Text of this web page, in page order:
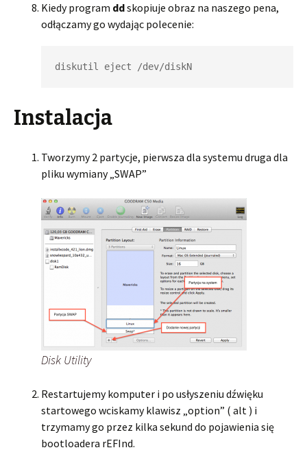
Kiedy program ddskopiuje obraz na naszego pena,
odłączamy go wydając polecenie:
diskutil eject /dev/diskN
Instalacja
Tworzymy 2 partycje, pierwsza dla systemu druga dla
pliku wymiany „SWAP”
Disk Utility
Restartujemy komputer i po usłyszeniu dźwięku
startowego wciskamy klawisz „option” ( alt ) i
trzymamy go przez kilka sekund do pojawienia się
bootloadera rEFInd.